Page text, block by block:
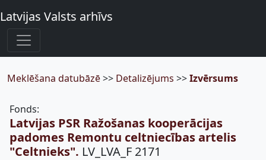
Latvijas Valsts arhīvs
Meklēšana datubāzē>> Detalizējums >>Izvērsums
Fonds:
Latvijas PSR Ražošanas kooperācijas
padomes Remontu celtniecības artelis
"Celtnieks". LV_LVA_F 2171